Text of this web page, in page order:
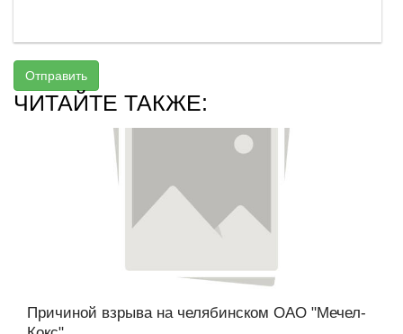
Отправить
ЧИТАЙТЕ ТАКЖЕ:
Причиной взрыва на челябинском ОАО "Мечел-